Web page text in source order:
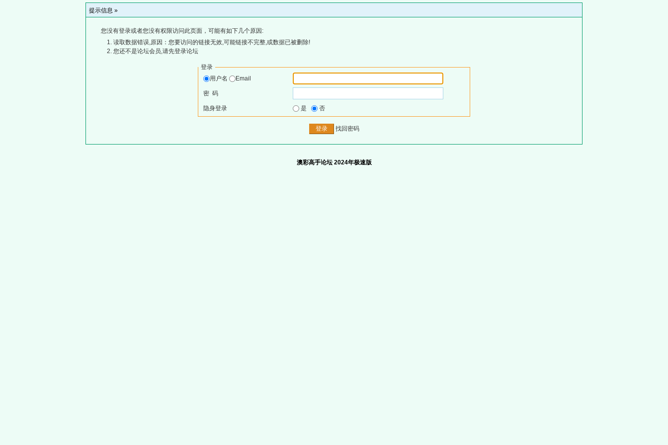
提示信息 »
您没有登录或者您没有权限访问此页面，可能有如下几个原因:
读取数据错误,原因：您要访问的链接无效,可能链接不完整,或数据已被删除!
您还不是论坛会员,请先登录论坛
登录
用户名
Email
密 码
隐身登录 是 否
找回密码
澳彩高手论坛 2024年极速版